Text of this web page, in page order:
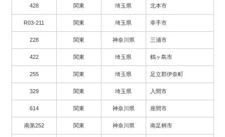
428 関東 埼玉県 北本市
R03-211 関東 埼玉県 幸手市
228 関東 神奈川県 三浦市
422 関東 埼玉県 鶴ヶ島市
255 関東 埼玉県 足立郡伊奈町
329 関東 埼玉県 入間市
614 関東 神奈川県 座間市
南第252 関東 神奈川県 南足柄市